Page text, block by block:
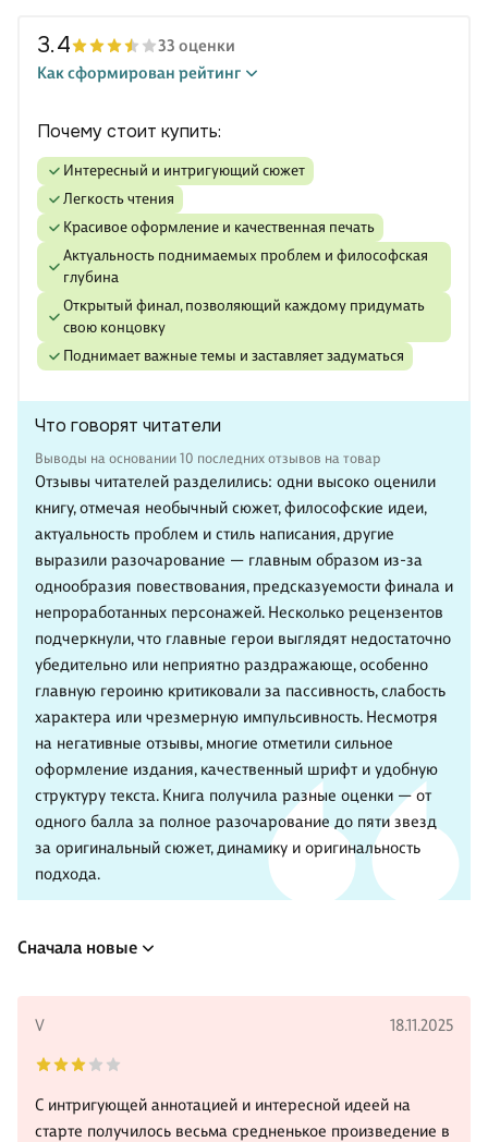
3.4
33 оценки
Как сформирован рейтинг
Почему стоит купить:
Интересный и интригующий сюжет
Легкость чтения
Красивое оформление и качественная печать
Актуальность поднимаемых проблем и философская
глубина
Открытый финал, позволяющий каждому придумать
свою концовку
Поднимает важные темы и заставляет задуматься
Что говорят читатели
Выводы на основании 10 последних отзывов на товар
Отзывы читателей разделились: одни высоко оценили
книгу, отмечая необычный сюжет, философские идеи,
актуальность проблем и стиль написания, другие
выразили разочарование — главным образом из-за
однообразия повествования, предсказуемости финала и
непроработанных персонажей. Несколько рецензентов
подчеркнули, что главные герои выглядят недостаточно
убедительно или неприятно раздражающе, особенно
главную героиню критиковали за пассивность, слабость
характера или чрезмерную импульсивность. Несмотря
на негативные отзывы, многие отметили сильное
оформление издания, качественный шрифт и удобную
структуру текста. Книга получила разные оценки — от
одного балла за полное разочарование до пяти звезд
за оригинальный сюжет, динамику и оригинальность
подхода.
Сначала новые
V 18.11.2025
С интригующей аннотацией и интересной идеей на
старте получилось весьма средненькое произведение в